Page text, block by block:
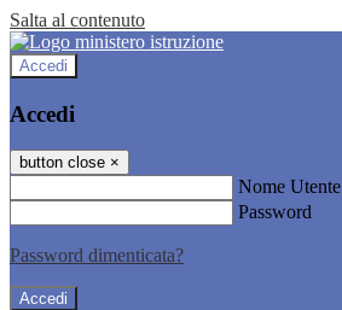
Salta al contenuto
Accedi
Accedi
button close ×
Nome Utente
Password
Password dimenticata?